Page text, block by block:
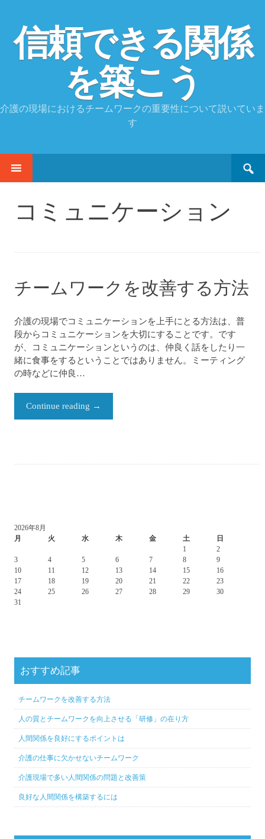
信頼できる関係
を築こう
介護の現場におけるチームワークの重要性について説いていま
す
SKIP
コミュニケーション
チームワークを改善する方法
介護の現場でコミュニケーションを上手にとる方法は、普
段からコミュニケーションを大切にすることです。です
が、コミュニケーションというのは、仲良く話をしたり一
緒に食事をするということではありません。ミーティング
の時などに仲良…
Continue reading →
2026年8月
月
火 水 木 金 土
日
1
2
3
4 5 6 7 8
9
10
11 12 13 14 15
16
17
18 19 20 21 22
23
24
25 26 27 28 29
30
31
おすすめ記事
チームワークを改善する方法
人の質とチームワークを向上させる「研修」の在り方
人間関係を良好にするポイントは
介護の仕事に欠かせないチームワーク
介護現場で多い人間関係の問題と改善策
良好な人間関係を構築するには